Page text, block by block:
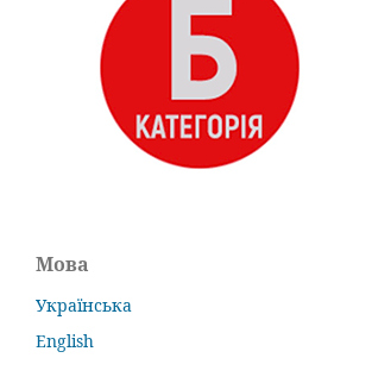
Мова
Українська
English